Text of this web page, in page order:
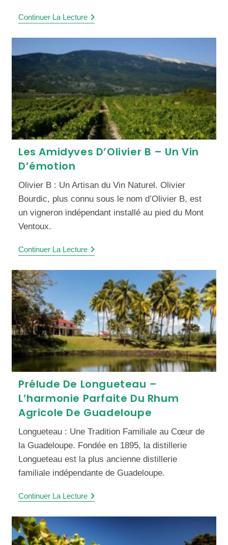
Continuer La Lecture
Les Amidyves D’Olivier B – Un Vin
D’émotion
Olivier B : Un Artisan du Vin Naturel. Olivier
Bourdic, plus connu sous le nom d’Olivier B, est
un vigneron indépendant installé au pied du Mont
Ventoux.
Continuer La Lecture
Prélude De Longueteau –
L’harmonie Parfaite Du Rhum
Agricole De Guadeloupe
Longueteau : Une Tradition Familiale au Cœur de
la Guadeloupe. Fondée en 1895, la distillerie
Longueteau est la plus ancienne distillerie
familiale indépendante de Guadeloupe.
Continuer La Lecture